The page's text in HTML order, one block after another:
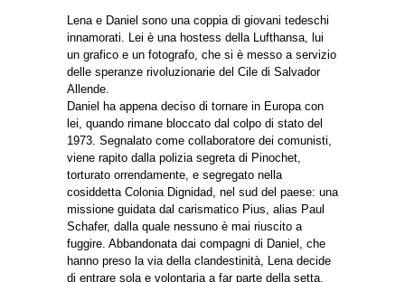
Lena e Daniel sono una coppia di giovani tedeschi
innamorati. Lei è una hostess della Lufthansa, lui
un grafico e un fotografo, che si è messo a servizio
delle speranze rivoluzionarie del Cile di Salvador
Allende.
Daniel ha appena deciso di tornare in Europa con
lei, quando rimane bloccato dal colpo di stato del
1973. Segnalato come collaboratore dei comunisti,
viene rapito dalla polizia segreta di Pinochet,
torturato orrendamente, e segregato nella
cosiddetta Colonia Dignidad, nel sud del paese: una
missione guidata dal carismatico Pius, alias Paul
Schafer, dalla quale nessuno è mai riuscito a
fuggire. Abbandonata dai compagni di Daniel, che
hanno preso la via della clandestinità, Lena decide
di entrare sola e volontaria a far parte della setta,